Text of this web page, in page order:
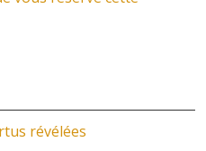
révélées